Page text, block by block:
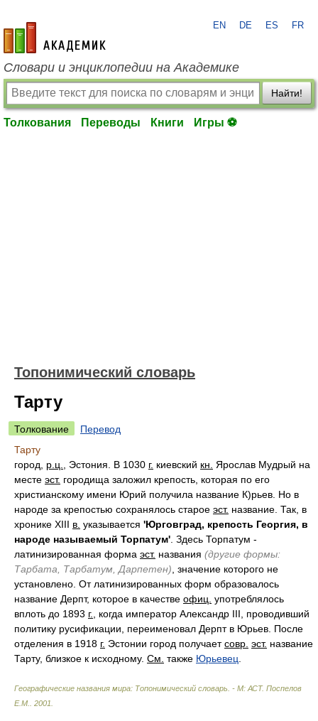
academic.ru
EN DE ES FR
Словари и энциклопедии на Академике
Найти!
Толкования Переводы Книги Игры ⚽
Топонимический словарь
Тарту
Толкование
Перевод
Тарту
город, р.ц. , Эстония. В 1030 г. киевский кн.
Ярослав Мудрый на
месте эст. городища заложил крепость, которая по его
христианскому имени Юрий получила название К)рьев. Но в
народе за крепостью сохранялось старое эст. название. Так, в
хронике XIII в. указывается 'Юрговград, крепость Георгия, в
народе называемый Торпатум' . Здесь Торпатум -
латинизированная форма эст. названия (другие формы:
Тарбата, Тарбатум, Дарпетен) , значение которого не
установлено. От латинизированных форм образовалось
название Дерпт, которое в качестве офиц. употреблялось
вплоть до 1893 г.
, когда император Александр III, проводивший
политику русификации, переименовал Дерпт в Юрьев. После
отделения в 1918 г. Эстонии город получаетсовр. эст. название
Тарту, близкое к исходному. См. также Юрьевец
Географические названия мира: Топонимический словарь. - М: АСТ. Поспелов
Е.М.
2001